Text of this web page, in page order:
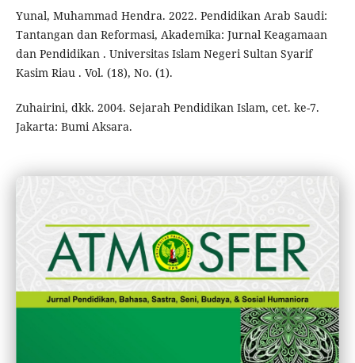
Yunal, Muhammad Hendra. 2022. Pendidikan Arab Saudi:
Tantangan dan Reformasi, Akademika: Jurnal Keagamaan
dan Pendidikan . Universitas Islam Negeri Sultan Syarif
Kasim Riau . Vol. (18), No. (1).
Zuhairini, dkk. 2004. Sejarah Pendidikan Islam, cet. ke-7.
Jakarta: Bumi Aksara.